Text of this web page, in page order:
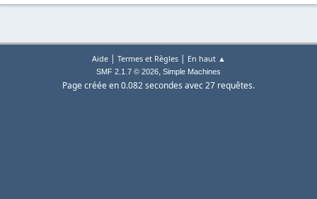
Aide| Termes et Règles| En haut ▲
SMF 2.1.7 © 2026, Simple Machines
Page créée en 0.082 secondes avec 27 requêtes.